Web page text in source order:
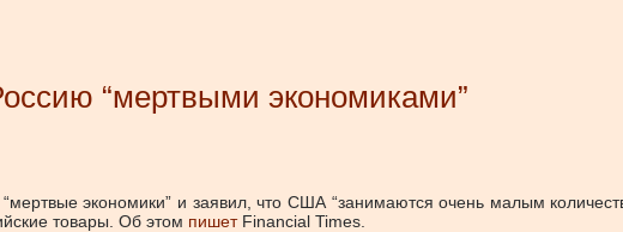
“мертвыми экономиками”
экономики” и заявил, что США “занимаются очень малым
товары. Об этом пишетFinancial Times.